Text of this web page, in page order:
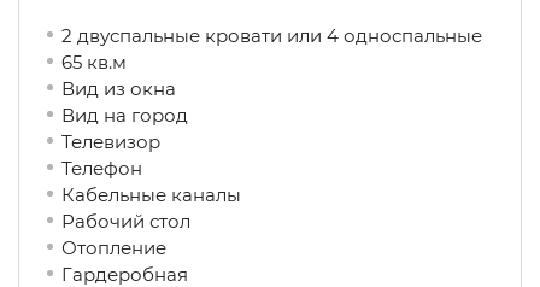
2 двуспальные кровати или 4 односпальные
65 кв.м
Вид из окна
Вид на город
Телевизор
Телефон
Кабельные каналы
Рабочий стол
Отопление
Гардеробная